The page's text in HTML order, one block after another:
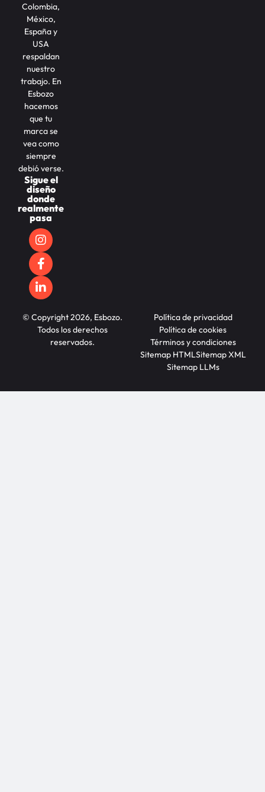
Colombia,
México,
España y
USA
respaldan
nuestro
trabajo. En
Esbozo
hacemos
que tu
marca se
vea como
siempre
debió verse.
Sigue el
diseño
donde
realmente
pasa
© Copyright 2026, Esbozo.
Todos los derechos
reservados.
Política de privacidad
Política de cookies
Términos y condiciones
Sitemap HTMLSitemap XML
Sitemap LLMs